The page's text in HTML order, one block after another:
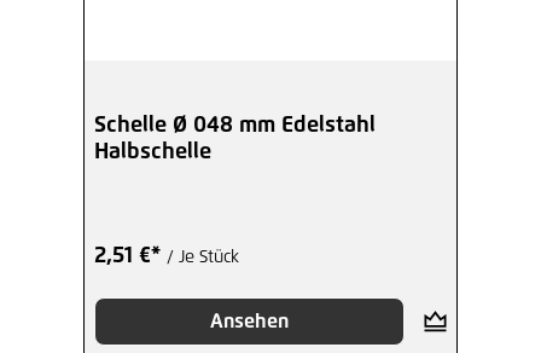
Schelle Ø 048 mm Edelstahl
Halbschelle
2,51 €* / Je Stück
Ansehen